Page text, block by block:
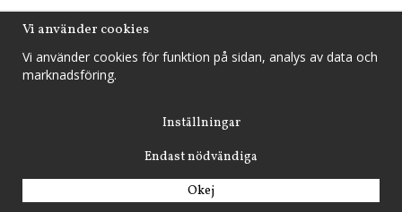
Trygg handel
Hos oss handlar du tryggt och säkert och betalar mot faktura,
med din internetbank eller med ditt kontokort.
Drift & produktion:Wikinggruppen
Vi använder cookies
Vi använder cookies för funktion på sidan, analys av data och
marknadsföring.
Inställningar
Endast nödvändiga
Okej